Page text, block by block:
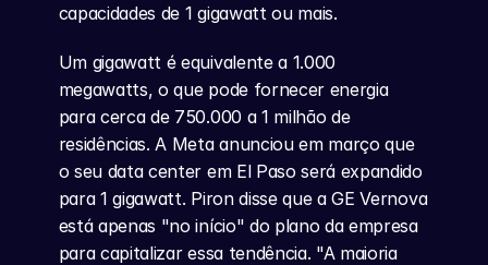
capacidades de 1 gigawatt ou mais.
Um gigawatt é equivalente a 1.000
megawatts, o que pode fornecer energia
para cerca de 750.000 a 1 milhão de
residências. A Meta anunciou em março que
o seu data center em El Paso será expandido
para 1 gigawatt. Piron disse que a GE Vernova
está apenas "no início" do plano da empresa
para capitalizar essa tendência. "A maioria